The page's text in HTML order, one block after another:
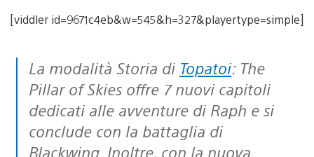
[viddler id=9671c4eb&w=545&h=327&playertype=simple]
La modalità Storia di Topatoi: The
Pillar of Skies offre 7 nuovi capitoli
dedicati alle avventure di Raph e si
conclude con la battaglia di
Blackwing. Inoltre, con la nuova